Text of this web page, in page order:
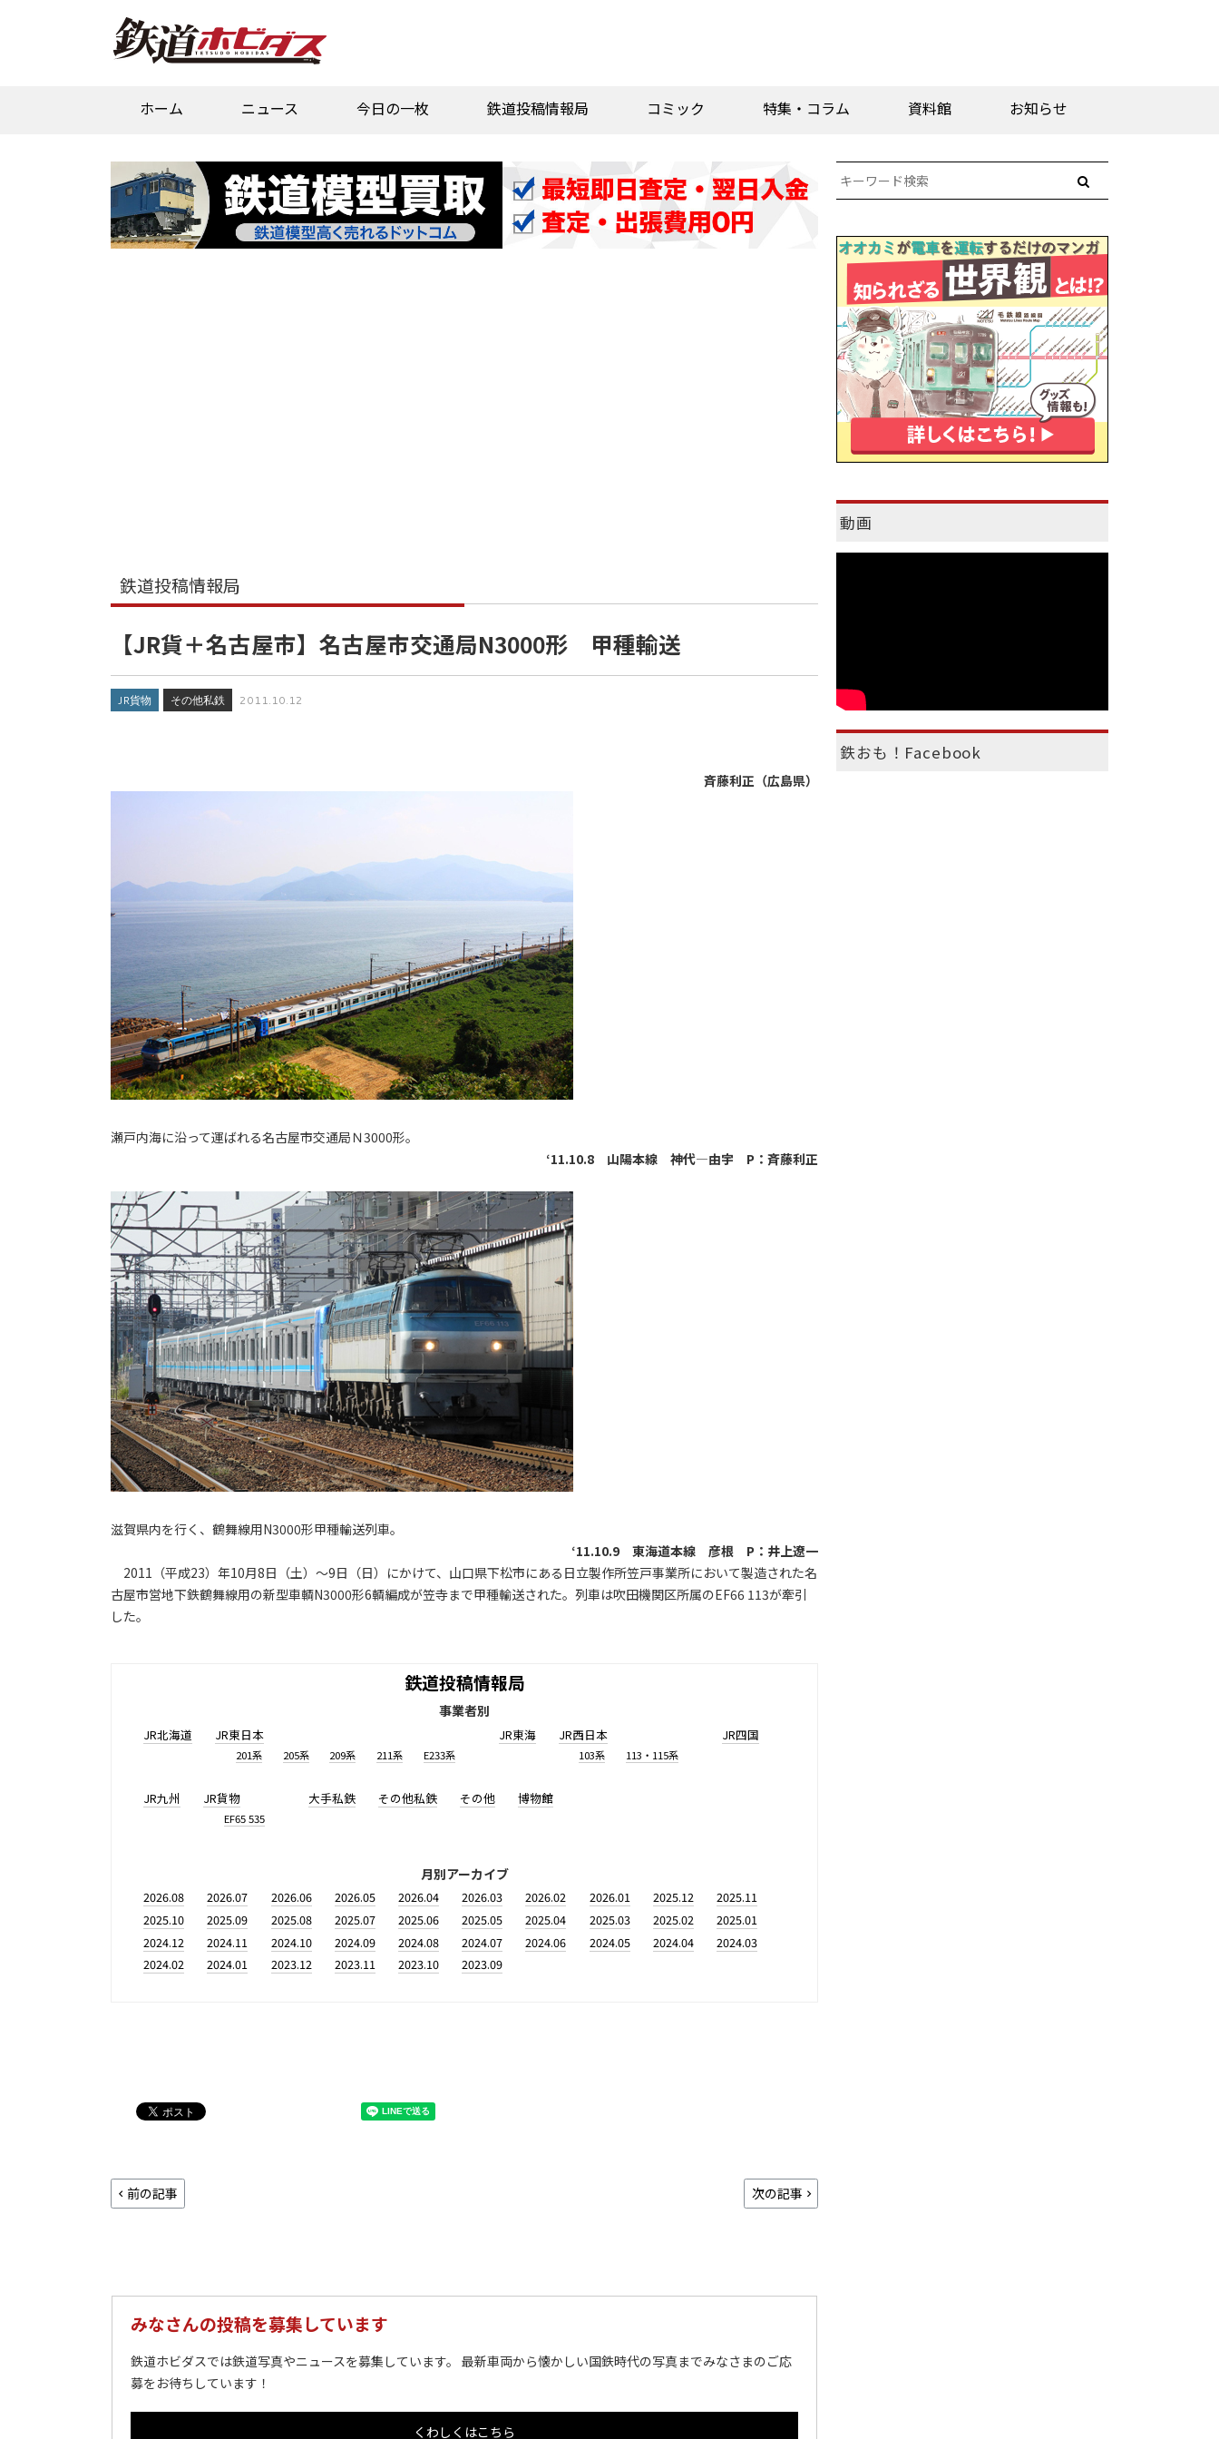
ホーム ニュース 今日の一枚 鉄道投稿情報局 コミック 特集・コラム 資料館 お知らせ
鉄道投稿情報局
【JR貨＋名古屋市】名古屋市交通局N3000形 甲種輸送
JR貨物 その他私鉄 2011.10.12
斉藤利正（広島県）
瀬戸内海に沿って運ばれる名古屋市交通局Ｎ3000形。
‘11.10.8 山陽本線 神代―由宇 P：斉藤利正
滋賀県内を行く、鶴舞線用N3000形甲種輸送列車。
‘11.10.9 東海道本線 彦根 P：井上遼一
2011（平成23）年10月8日（土）～9日（日）にかけて、山口県下松市にある日立製作所笠戸事業所において製造された名
古屋市営地下鉄鶴舞線用の新型車輌N3000形6輌編成が笠寺まで甲種輸送された。列車は吹田機関区所属のEF66 113が牽引
した。
鉄道投稿情報局
事業者別
JR北海道 JR東日本
201系 205系 209系 211系 E233系
JR東海 JR西日本
103系 113・115系
JR四国
JR九州 JR貨物
EF65 535
大手私鉄 その他私鉄 その他 博物館
月別アーカイブ
2026.08 2026.07 2026.06 2026.05 2026.04 2026.03 2026.02 2026.01 2025.12
2025.11
2025.10
2025.09 2025.08 2025.07 2025.06 2025.05 2025.04 2025.03 2025.02
2025.01
2024.12
2024.11 2024.10 2024.09 2024.08 2024.07 2024.06 2024.05 2024.04
2024.03
2024.02
2024.01 2023.12 2023.11 2023.10 2023.09
前の記事 次の記事
みなさんの投稿を募集しています
鉄道ホビダスでは鉄道写真やニュースを募集しています。 最新車両から懐かしい国鉄時代の写真までみなさまのご応
募をお待ちしています！
くわしくはこちら
動画
鉄おも！Facebook